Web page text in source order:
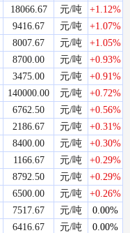
18066.67 元/吨
+1.12%
9416.67 元/吨
+1.07%
8007.67 元/吨
+1.05%
8700.00 元/吨
+0.93%
3475.00 元/吨
+0.91%
140000.00 元/吨
+0.72%
6762.50 元/吨
+0.56%
2186.67 元/吨
+0.31%
8400.00 元/吨
+0.30%
1166.67 元/吨
+0.29%
8792.50 元/吨
+0.29%
6500.00 元/吨
+0.26%
7517.67 元/吨
0.00%
6416.67 元/吨
0.00%